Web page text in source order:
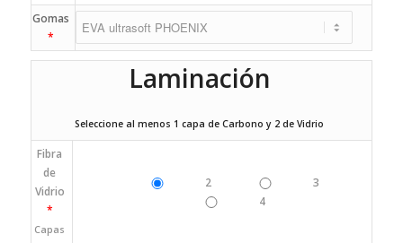
Gomas
*
Laminación
Seleccione al menos 1 capa de Carbono y 2 de Vidrio
Fibra
de
Vidrio
*
Capas
2
3
4